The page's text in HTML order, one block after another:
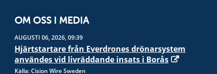
OM OSS I MEDIA
AUGUSTI 06, 2026, 09:39
Hjärtstartare från Everdrones drönarsystem
användes vid livräddande insats i Borås
Källa: Cision Wire Sweden